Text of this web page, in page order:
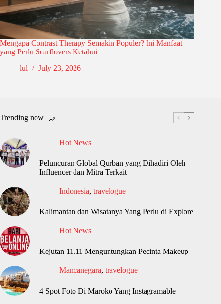
Mengapa Contrast Therapy Semakin Populer? Ini Manfaat
yang Perlu Scarflovers Ketahui
lul
July 23, 2026
Trending now
Hot News
Peluncuran Global Qurban yang Dihadiri Oleh
Influencer dan Mitra Terkait
Indonesia, travelogue
Kalimantan dan Wisatanya Yang Perlu di Explore
Hot News
Kejutan 11.11 Menguntungkan Pecinta Makeup
Mancanegara, travelogue
4 Spot Foto Di Maroko Yang Instagramable